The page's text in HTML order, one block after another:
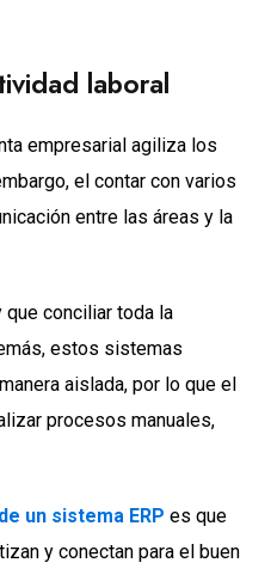
laboral
empresarial agiliza los
el contar con varios
entre las áreas y la
que conciliar toda la
estos sistemas
aislada, por lo que el
procesos manuales,
un sistema ERP es que
y conectan para el buen